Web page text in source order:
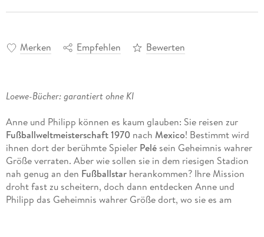
Merken Empfehlen Bewerten
Loewe-Bücher: garantiert ohne KI
Anne und Philipp können es kaum glauben: Sie reisen zur
Fußballweltmeisterschaft 1970nach Mexico! Bestimmt wird
ihnen dort der berühmte Spieler Pelésein Geheimnis wahrer
Größe verraten. Aber wie sollen sie in dem riesigen Stadion
nah genug an den Fußballstarherankommen? Ihre Mission
droht fast zu scheitern, doch dann entdecken Anne und
Philipp das Geheimnis wahrer Größe dort, wo sie es am